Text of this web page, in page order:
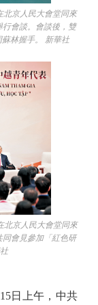
北京人民大會堂同來
會談。會談後，雙
林握手。 新華社
北京人民大會堂同來
會見參加「紅色研
日上午，中共